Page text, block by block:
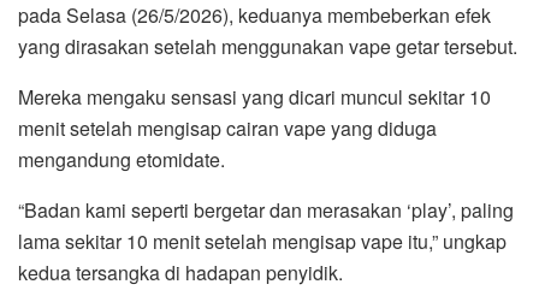
pada Selasa (26/5/2026), keduanya membeberkan efek
yang dirasakan setelah menggunakan vape getar tersebut.
Mereka mengaku sensasi yang dicari muncul sekitar 10
menit setelah mengisap cairan vape yang diduga
mengandung etomidate.
“Badan kami seperti bergetar dan merasakan ‘play’, paling
lama sekitar 10 menit setelah mengisap vape itu,” ungkap
kedua tersangka di hadapan penyidik.